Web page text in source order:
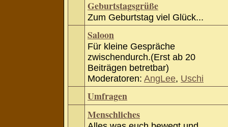
Geburtstagsgrüße
Zum Geburtstag viel Glück...
Saloon
Für kleine Gespräche
zwischendurch.(Erst ab 20
Beiträgen betretbar)
Moderatoren: AngLee, Uschi
Umfragen
Menschliches